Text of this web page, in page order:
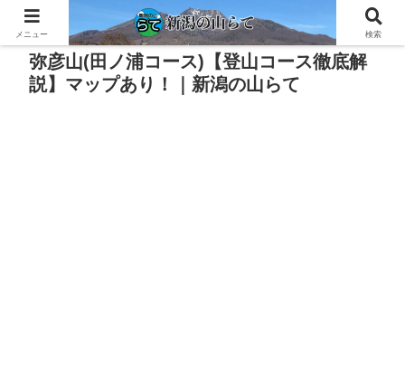
PR
弥彦山(田ノ浦コース)【登山コース徹底解
説】マップあり！｜新潟の山らて
メニュー 検索